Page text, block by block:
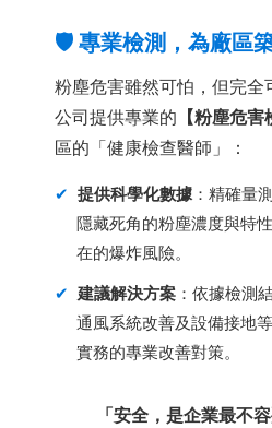
🛡️ 專業檢測，為廠區
粉塵危害雖然可怕，但完全
公司提供專業的 【粉塵危害
區的「健康檢查醫師」：
✔ 提供科學化數據 ：精確量
隱藏死角的粉塵濃度與特
在的爆炸風險。
✔ 建議解決方案 ：依據檢測
通風系統改善及設備接地
實務的專業改善對策。
「安全，是企業最不